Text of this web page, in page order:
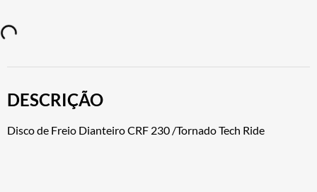
DESCRIÇÃO
Disco de Freio Dianteiro CRF 230 /Tornado Tech Ride